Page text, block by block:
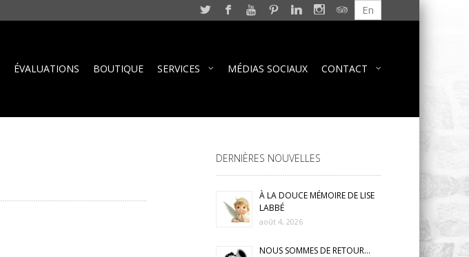
En
ÉVALUATIONS BOUTIQUE SERVICES MÉDIAS SOCIAUX CONTACT
DERNIÈRES NOUVELLES
À LA DOUCE MÉMOIRE DE LISE
LABBÉ
août 4, 2026
NOUS SOMMES DE RETOUR…